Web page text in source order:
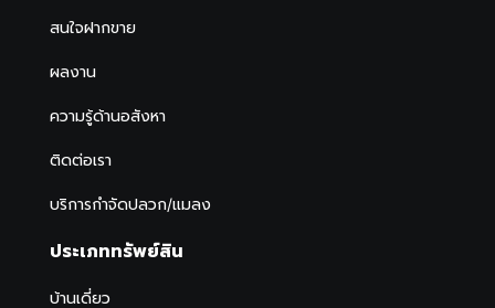
สนใจฝากขาย
ผลงาน
ความรู้ด้านอสังหา
ติดต่อเรา
บริการกำจัดปลวก/แมลง
ประเภททรัพย์สิน
บ้านเดี่ยว